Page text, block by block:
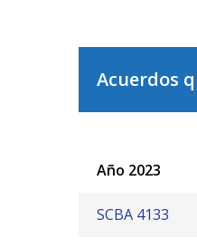
Acuerdos
Año 2023
SCBA 4133